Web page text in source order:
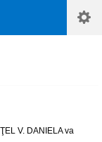
V. DANIELA va